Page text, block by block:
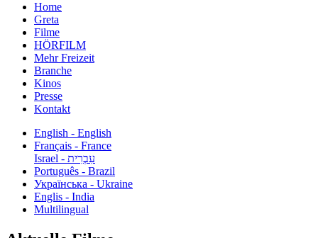
Home
Greta
Filme
HÖRFILM
Mehr Freizeit
Branche
Kinos
Presse
Kontakt
English - English
Français - France
עִבְרִית - Israel
Português - Brazil
Українська - Ukraine
Englis - India
Multilingual